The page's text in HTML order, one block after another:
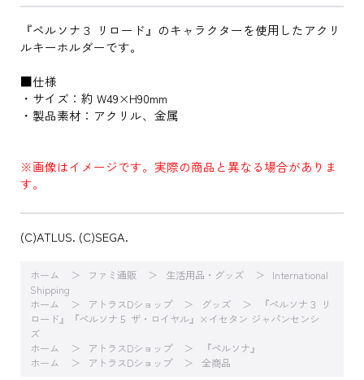
『ペルソナ３ リロード』のキャラクターを使用したアクリ
ルキーホルダーです。
■仕様
・サイズ：約 W49×H90mm
・製品素材：アクリル、金属
※画像はイメージです。実際の商品と異なる場合がありま
す。
(C)ATLUS. (C)SEGA.
ホーム ファミ通販 生活用品・グッズ
International
Shipping
ホーム
アトラスDショップ グッズ
『ペルソナ３ リ
ロード』『ペルソナ５ ザ・ロイヤル』×イセタン ジャパンセンシ
ズ
ホーム
アトラスDショップ
『ペルソナ』
ホーム
アトラスDショップ 全商品